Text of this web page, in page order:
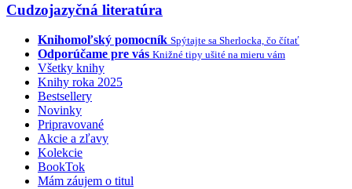
Cudzojazyčná literatúra
Knihomoľský pomocník Spýtajte sa Sherlocka, čo čítať
Odporúčame pre vás Knižné tipy ušité na mieru vám
Všetky knihy
Knihy roka 2025
Bestsellery
Novinky
Pripravované
Akcie a zľavy
Kolekcie
BookTok
Mám záujem o titul